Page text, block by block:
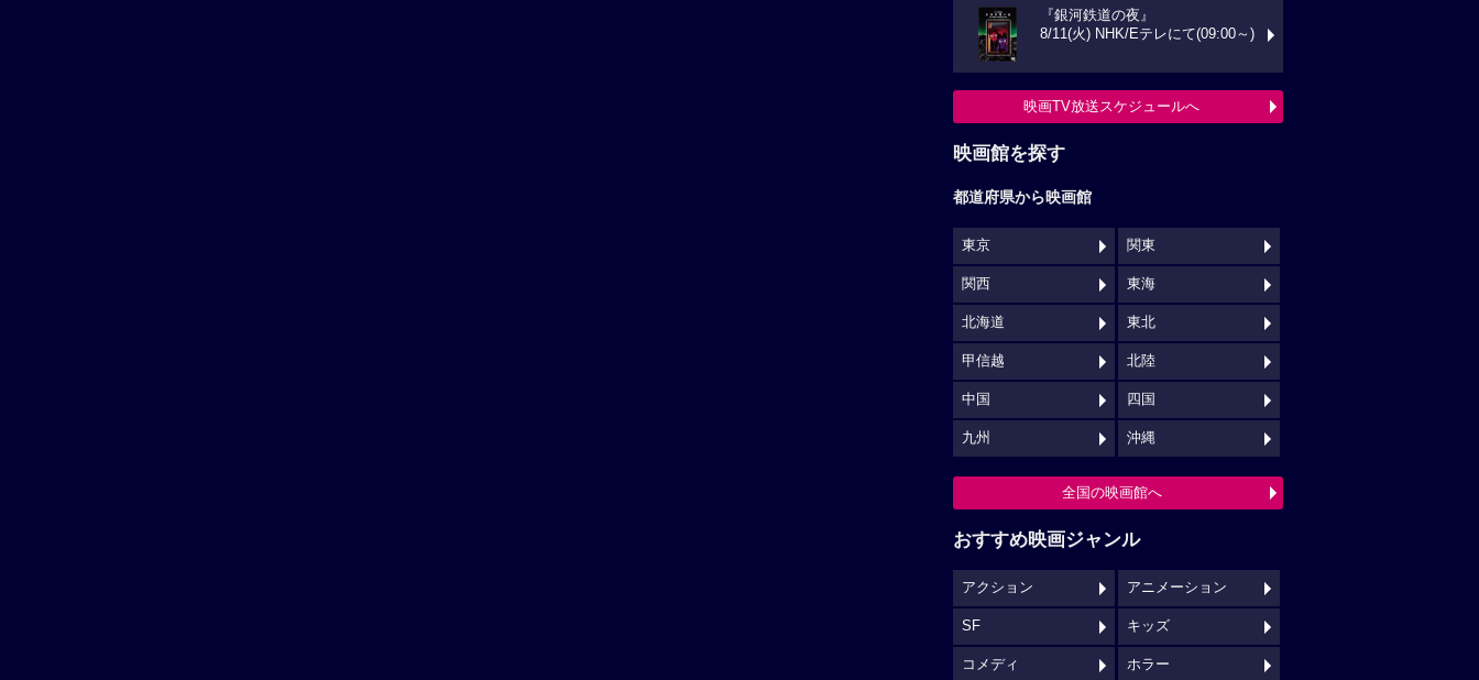
『銀河鉄道の夜』
8/11(火) NHK/Eテレにて(09:00～)
映画TV放送スケジュールへ
映画館を探す
都道府県から映画館
東京 関東
関西 東海
北海道 東北
甲信越 北陸
中国 四国
九州 沖縄
全国の映画館へ
おすすめ映画ジャンル
アクション アニメーション
SF キッズ
コメディ ホラー